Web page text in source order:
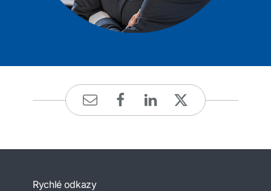
Rychlé odkazy